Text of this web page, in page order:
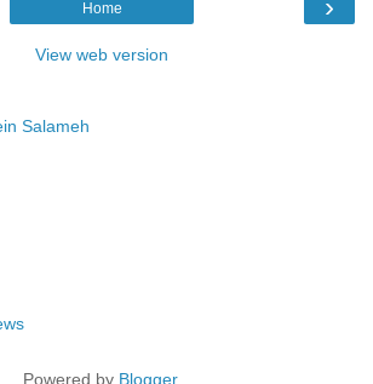
Home
View web version
Salameh
Powered by Blogger.